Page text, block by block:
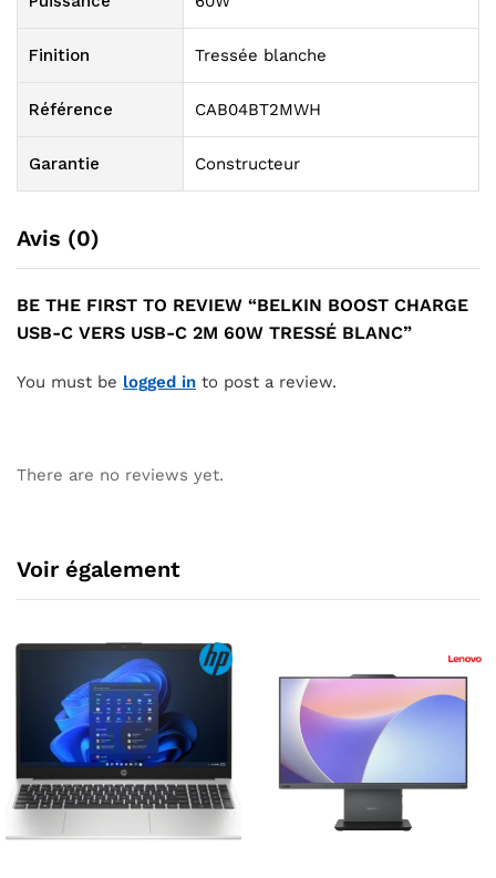
Finition Tressée blanche
Référence CAB04BT2MWH
Garantie Constructeur
Avis (0)
BE THE FIRST TO REVIEW “BELKIN BOOST CHARGE
USB-C VERS USB-C 2M 60W TRESSÉ BLANC”
You must be logged in to post a review.
There are no reviews yet.
Voir également